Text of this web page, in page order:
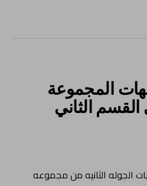
المجموعة
الثاني
الجوله الثانيه من مجموعه